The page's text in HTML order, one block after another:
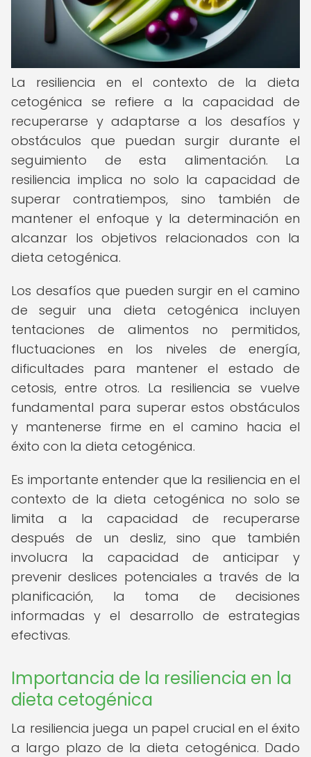
La resiliencia en el contexto de la dieta
cetogénica se refiere a la capacidad de
recuperarse y adaptarse a los desafíos y
obstáculos que puedan surgir durante el
seguimiento de esta alimentación. La
resiliencia implica no solo la capacidad de
superar contratiempos, sino también de
mantener el enfoque y la determinación en
alcanzar los objetivos relacionados con la
dieta cetogénica.
Los desafíos que pueden surgir en el camino
de seguir una dieta cetogénica incluyen
tentaciones de alimentos no permitidos,
fluctuaciones en los niveles de energía,
dificultades para mantener el estado de
cetosis, entre otros. La resiliencia se vuelve
fundamental para superar estos obstáculos
y mantenerse firme en el camino hacia el
éxito con la dieta cetogénica.
Es importante entender que la resiliencia en el
contexto de la dieta cetogénica no solo se
limita a la capacidad de recuperarse
después de un desliz, sino que también
involucra la capacidad de anticipar y
prevenir deslices potenciales a través de la
planificación, la toma de decisiones
informadas y el desarrollo de estrategias
efectivas.
Importancia de la resiliencia en la
dieta cetogénica
La resiliencia juega un papel crucial en el éxito
a largo plazo de la dieta cetogénica. Dado